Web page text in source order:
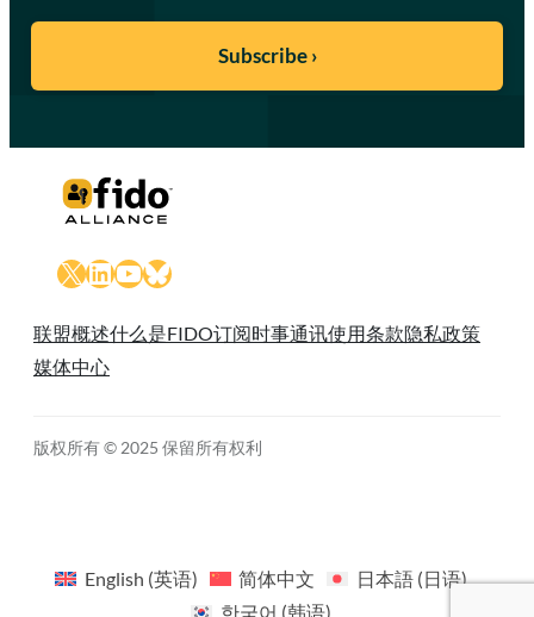
X LinkedIn
YouTube
Bluesky
联盟概述什么是FIDO订阅时事通讯使用条款隐私政策
媒体中心
版权所有 © 2025 保留所有权利
English (英语) 简体中文 日本語(日语)
한국어 (韩语)